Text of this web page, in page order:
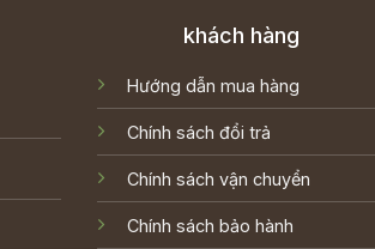
khách hàng
Hướng dẫn mua hàng
Chính sách đổi trả
Chính sách vận chuyển
Chính sách bảo hành